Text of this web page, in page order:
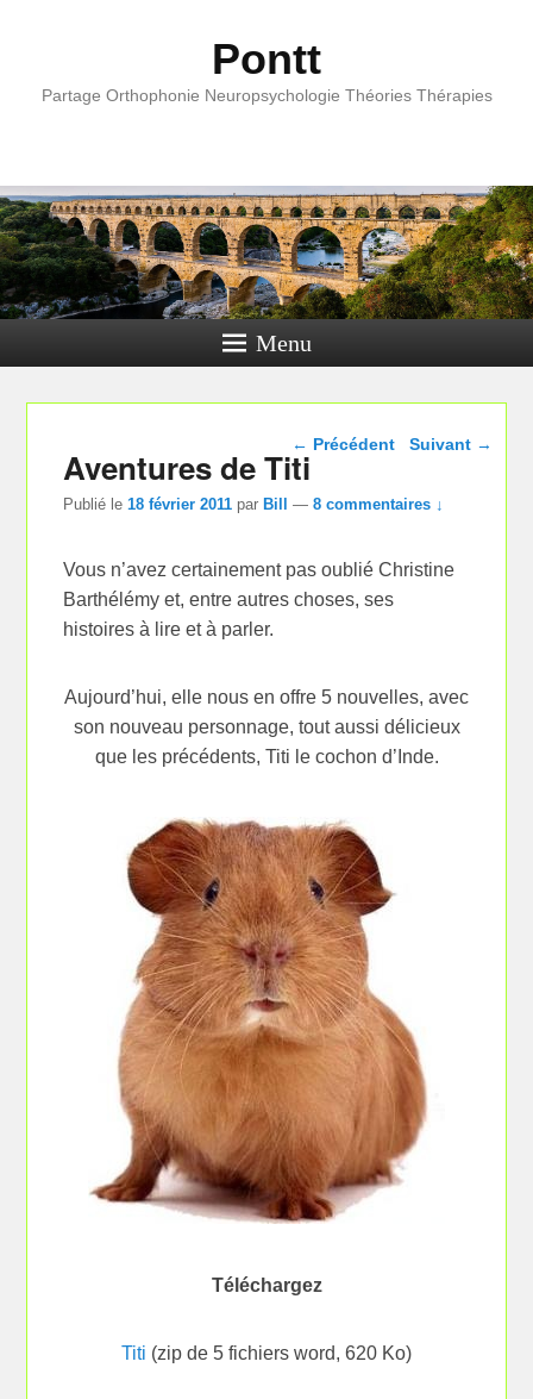
Pontt
Partage Orthophonie Neuropsychologie Théories Thérapies
Menu
Navigation dans les
← Précédent Suivant →
Aventures de Titi
Publié le18 février 2011 par Bill —8 commentaires ↓
Vous n’avez certainement pas oublié Christine
Barthélémy et, entre autres choses, ses
histoires à lire et à parler.
Aujourd’hui, elle nous en offre 5 nouvelles, avec
son nouveau personnage, tout aussi délicieux
que les précédents, Titi le cochon d’Inde.
Téléchargez
Titi (zip de 5 fichiers word, 620 Ko)